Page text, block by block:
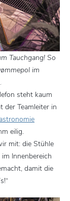
Tauchgang! So
im
steht kaum
der Teamleiter in
eilig.
mit: die Stühle
Innenbereich
damit die